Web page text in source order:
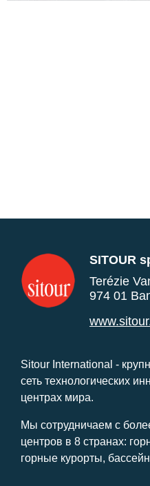
SITOUR
Terézie
974 01
Sitour International -
сеть технологических
центрах мира.
Мы сотрудничаем с
центров в 8 странах:
горные курорты,